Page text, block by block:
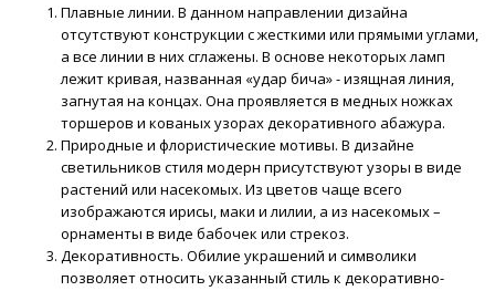
Плавные линии. В данном направлении дизайна
отсутствуют конструкции с жесткими или прямыми углами,
а все линии в них сглажены. В основе некоторых ламп
лежит кривая, названная «удар бича» - изящная линия,
загнутая на концах. Она проявляется в медных ножках
торшеров и кованых узорах декоративного абажура.
Природные и флористические мотивы. В дизайне
светильников стиля модерн присутствуют узоры в виде
растений или насекомых. Из цветов чаще всего
изображаются ирисы, маки и лилии, а из насекомых –
орнаменты в виде бабочек или стрекоз.
Декоративность. Обилие украшений и символики
позволяет относить указанный стиль к декоративно-